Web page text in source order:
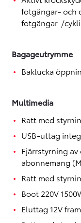
fotgängar- och
fotgängar-/
Bagageutrymme
Baklucka
Multimedia
Ratt med
USB-uttag
Fjärrstyrning av
abonnemang
Ratt med
Boot 220V
Eluttag 12V fram